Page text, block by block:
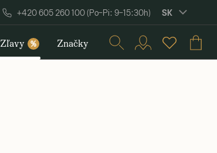
+420 605 260 100 (Po–Pi: 9–15:30h) SK
Zľavy % Značky